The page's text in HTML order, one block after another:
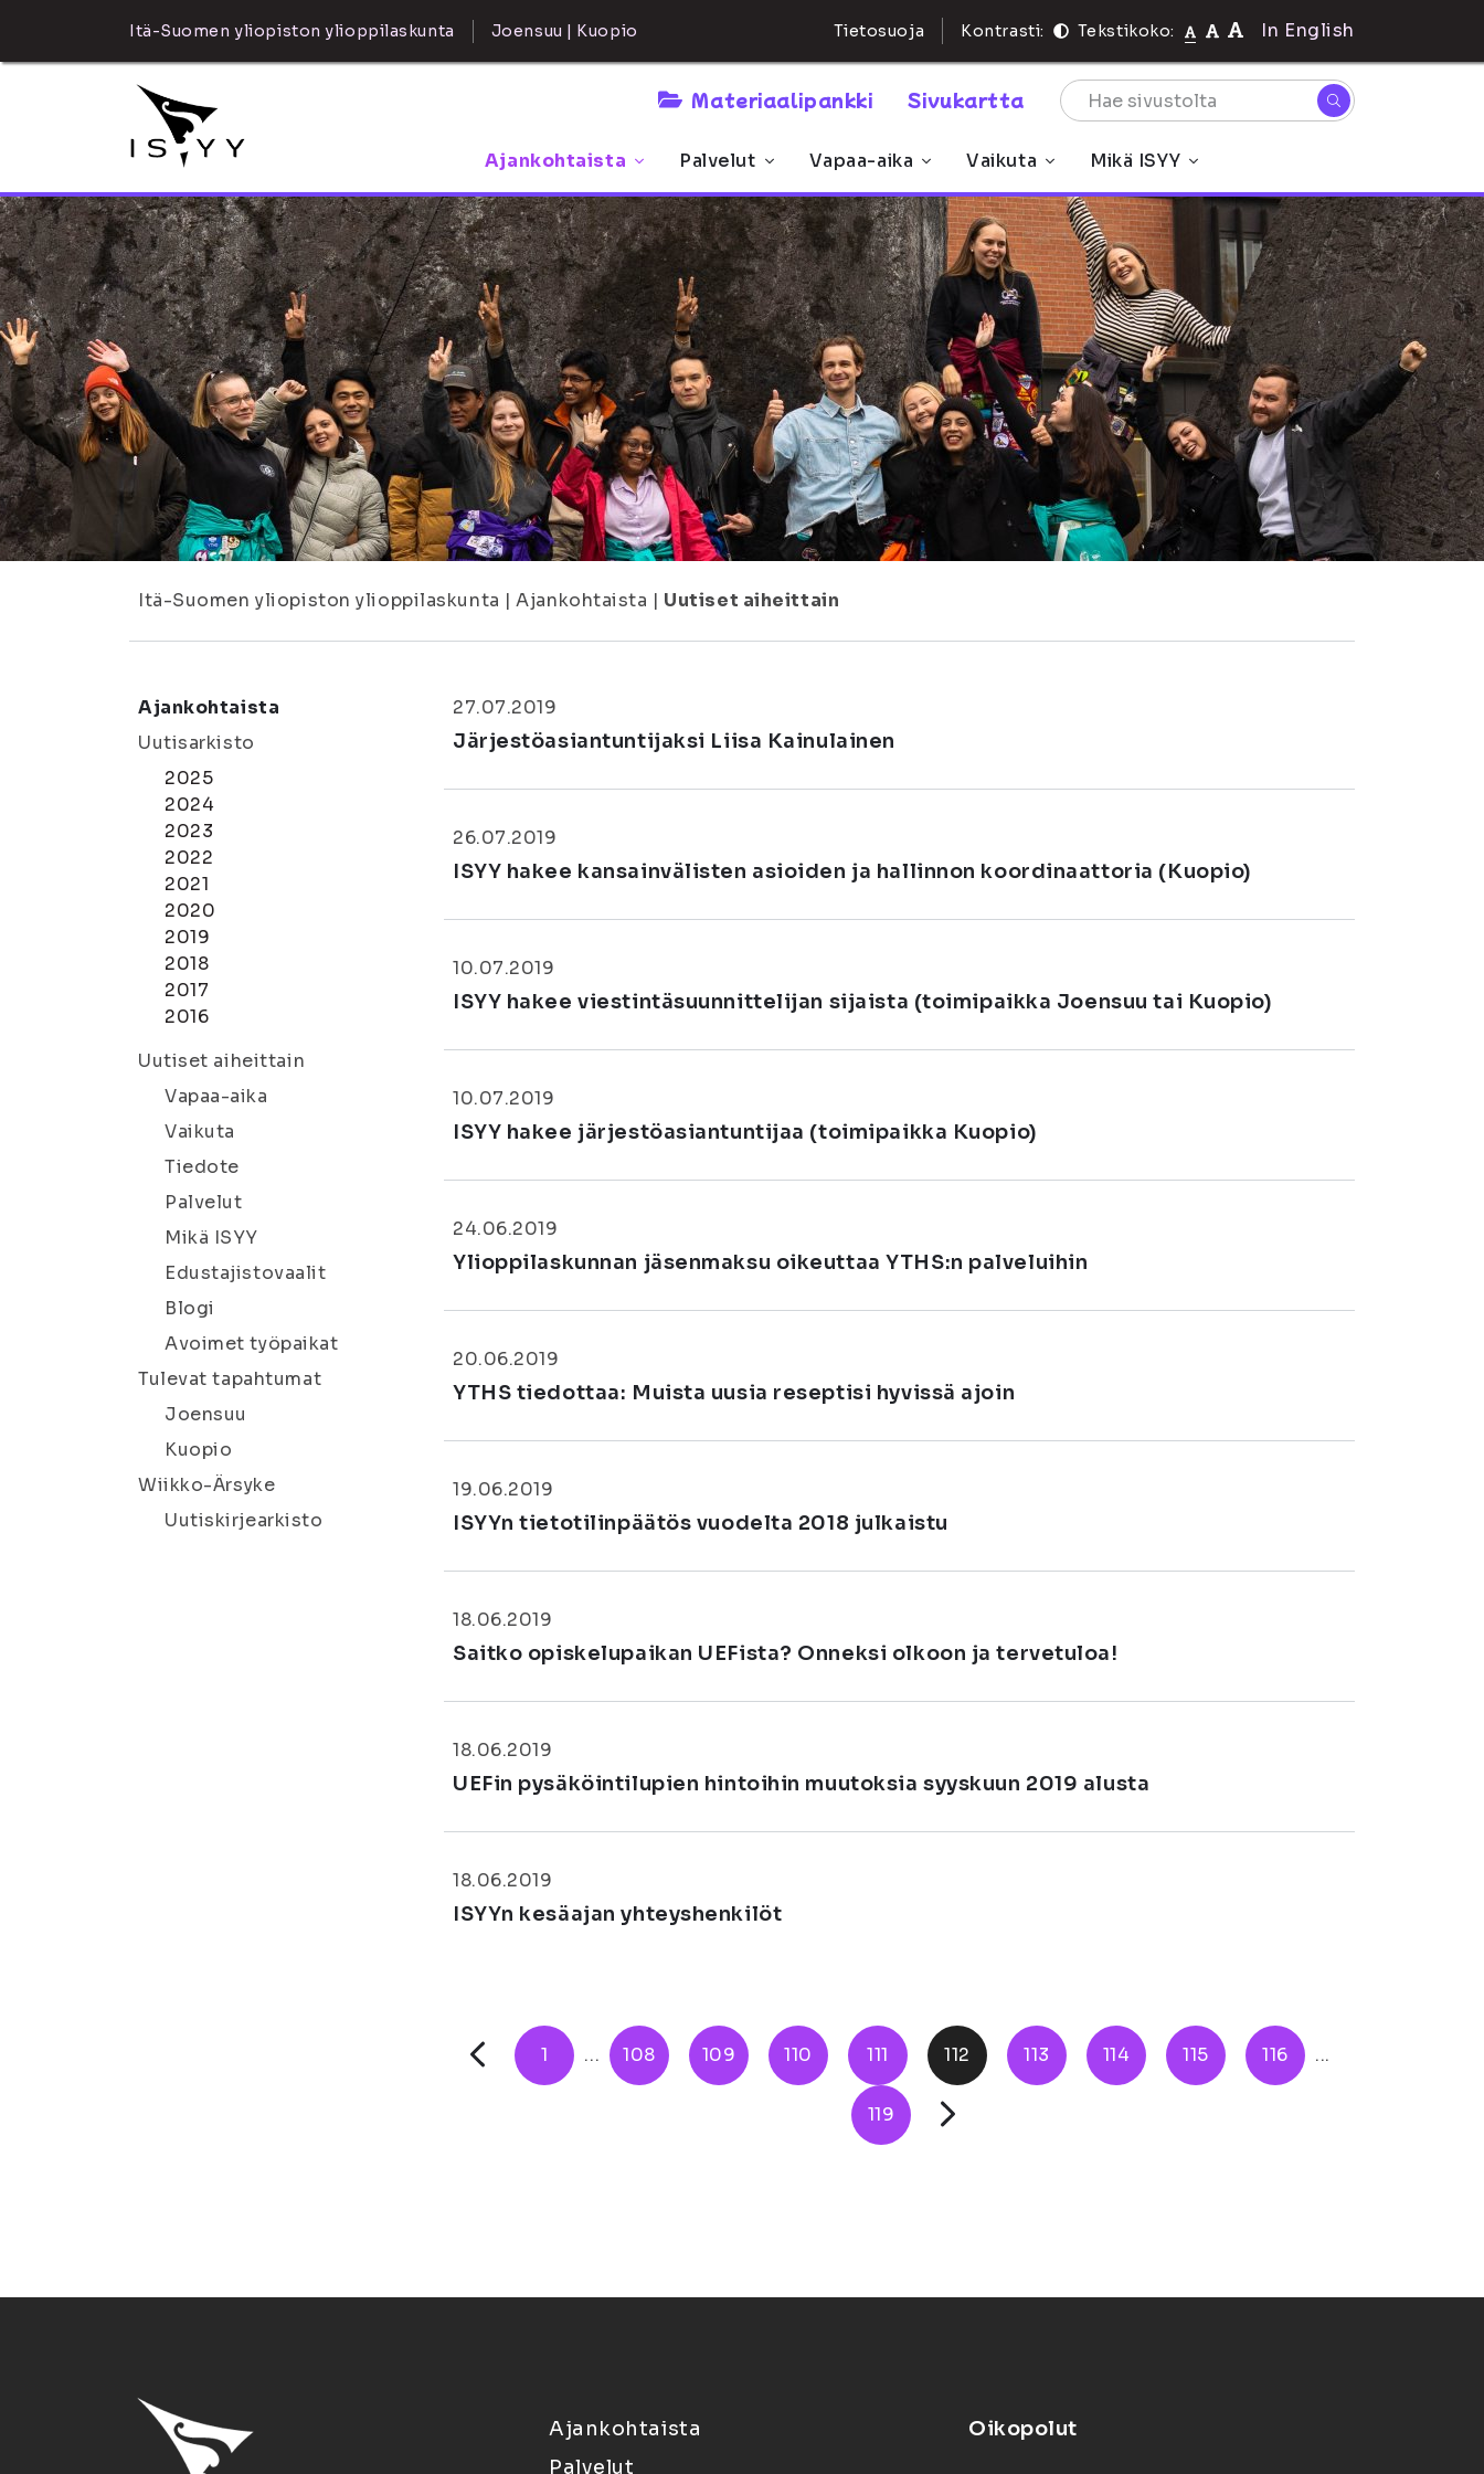
Itä-Suomen yliopiston ylioppilaskunta Joensuu | Kuopio Tietosuoja Kontrasti: Tekstikoko: In English
Materiaalipankki Sivukartta
Ajankohtaista Palvelut Vapaa-aika Vaikuta Mikä ISYY
Itä-Suomen yliopiston ylioppilaskunta | Ajankohtaista | Uutiset aiheittain
Ajankohtaista
Uutisarkisto
2025
2024
2023
2022
2021
2020
2019
2018
2017
2016
Uutiset aiheittain
Vapaa-aika
Vaikuta
Tiedote
Palvelut
Mikä ISYY
Edustajistovaalit
Blogi
Avoimet työpaikat
Tulevat tapahtumat
Joensuu
Kuopio
Wiikko-Ärsyke
Uutiskirjearkisto
27.07.2019
Järjestöasiantuntijaksi Liisa Kainulainen
26.07.2019
ISYY hakee kansainvälisten asioiden ja hallinnon koordinaattoria (Kuopio)
10.07.2019
ISYY hakee viestintäsuunnittelijan sijaista (toimipaikka Joensuu tai Kuopio)
10.07.2019
ISYY hakee järjestöasiantuntijaa (toimipaikka Kuopio)
24.06.2019
Ylioppilaskunnan jäsenmaksu oikeuttaa YTHS:n palveluihin
20.06.2019
YTHS tiedottaa: Muista uusia reseptisi hyvissä ajoin
19.06.2019
ISYYn tietotilinpäätös vuodelta 2018 julkaistu
18.06.2019
Saitko opiskelupaikan UEFista? Onneksi olkoon ja tervetuloa!
18.06.2019
UEFin pysäköintilupien hintoihin muutoksia syyskuun 2019 alusta
18.06.2019
ISYYn kesäajan yhteyshenkilöt
1 ... 108 109 110 111 112 113 114 115 116 ...
119
Ajankohtaista
Palvelut
Oikopolut